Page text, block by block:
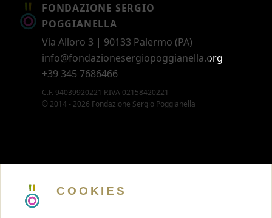
COOKIES
FONDAZIONE SERGIO
POGGIANELLA
Via Alloro 3 | 90133 Palermo (PA)
info@fondazionesergiopoggianella.org
+39 345 7686466
C.F. 94039920221 P.IVA 02158420221
© 2014 - 2026 Fondazione Sergio Poggianella
5 X MILLE
MEMBERSHIP